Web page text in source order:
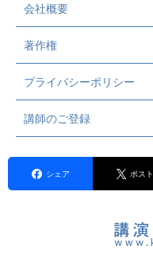
会社概要
著作権
プライバシーポリシー
講師のご登録
シェア ポスト